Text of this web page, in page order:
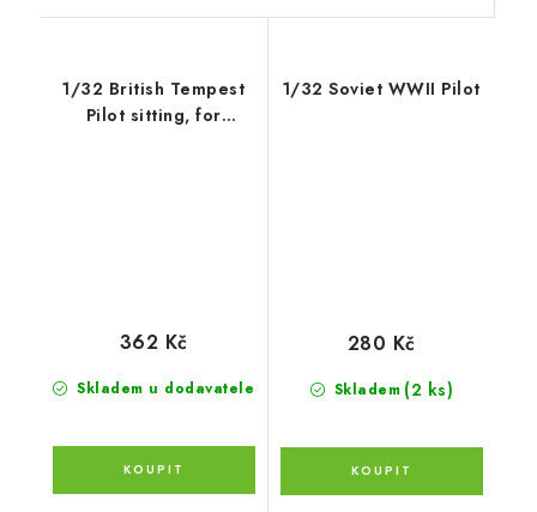
1/32 British Tempest
Pilot sitting, for
Skladem u dodavatele
362 Kč
1/32 Soviet WWII Pilot
Skladem (2 ks)
280 Kč